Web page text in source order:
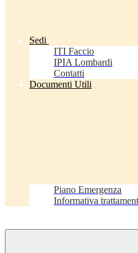
Sedi
ITI Faccio
IPIA Lombardi
Contatti
Documenti Utili
Piano Emergenza
Informativa